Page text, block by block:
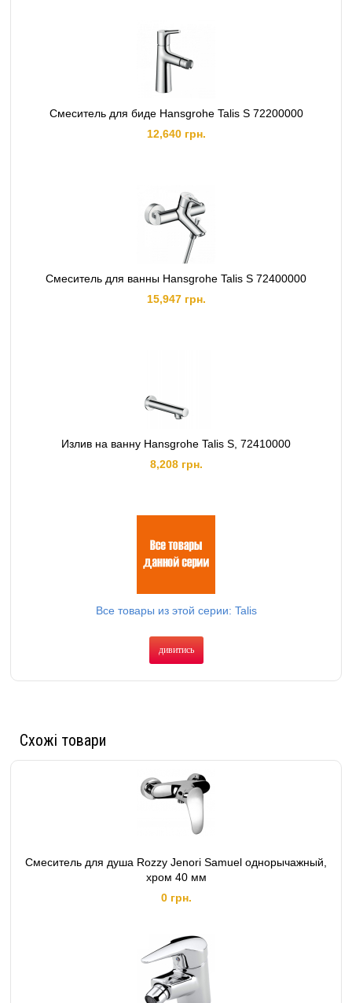
Смеситель для биде Hansgrohe Talis S 72200000
12,640 грн.
Смеситель для ванны Hansgrohe Talis S 72400000
15,947 грн.
Излив на ванну Hansgrohe Talis S, 72410000
8,208 грн.
Все товары из этой серии: Talis
дивитись
Схожі товари
Смеситель для душа Rozzy Jenori Samuel однорычажный,
хром 40 мм
0 грн.